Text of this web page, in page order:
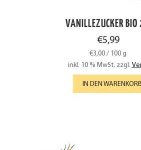
VANILLEZUCKER
€5,99
€3,00 / 100 g
inkl. 10 % MwSt. zzgl.
IN DEN WARENKORB